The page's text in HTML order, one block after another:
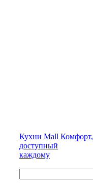
Кухни Mall Комфорт,
доступный
каждому